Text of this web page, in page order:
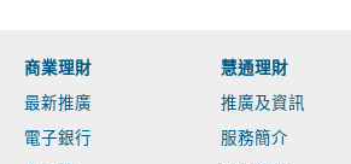
商業理財
最新推廣
電子銀行
慧通理財
推廣及資訊
服務簡介